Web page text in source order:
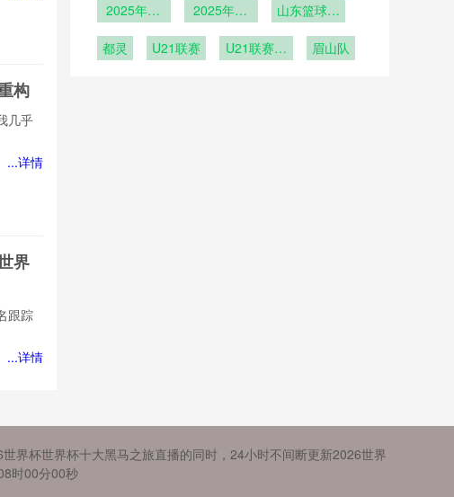
构
几乎
...详情
界
跟踪
...详情
域三
2025年12
2025年12
山东篮球联
4轮
都灵 U21联赛
U21联赛决
眉山队
界杯世界杯十大黑马之旅直播的同时，24小时不间断更新2026世界
时00分00秒